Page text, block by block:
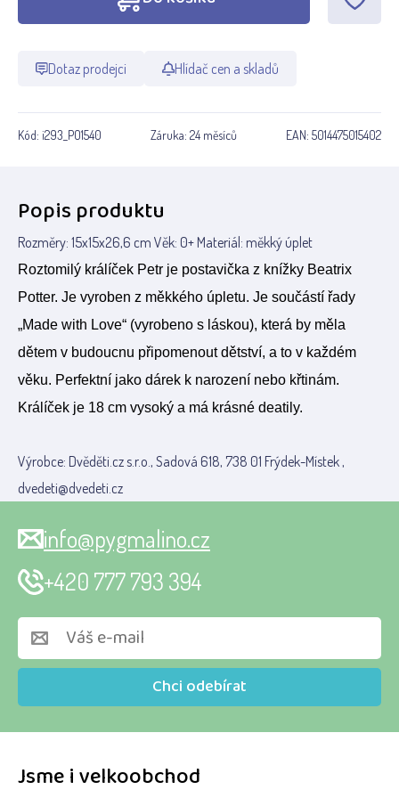
Dotaz prodejci Hlídač cen a skladů
Kód: i293_PO1540 Záruka: 24 měsíců EAN: 5014475015402
Popis produktu
Rozměry: 15x15x26,6 cm Věk: 0+ Materiál: měkký úplet
Roztomilý králíček Petr je postavička z knížky Beatrix
Potter. Je vyroben z měkkého úpletu. Je součástí řady
„Made with Love“ (vyrobeno s láskou), která by měla
dětem v budoucnu připomenout dětství, a to v každém
věku. Perfektní jako dárek k narození nebo křtinám.
Králíček je 18 cm vysoký a má krásné deatily.
Výrobce: Dvěděti.cz s.r.o., Sadová 618, 738 01 Frýdek-Místek ,
dvedeti@dvedeti.cz
Jsme i velkoobchod
Chci odebírat
info@pygmalino.cz
+420 777 793 394